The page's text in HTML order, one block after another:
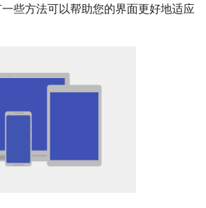
些方法可以帮助您的界面更好地适应